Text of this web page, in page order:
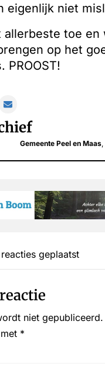
eigenlijk niet
allerbeste toe en
op het
PROOST!
Gemeente Peel en Maas,
geplaatst
niet gepubliceerd.
*